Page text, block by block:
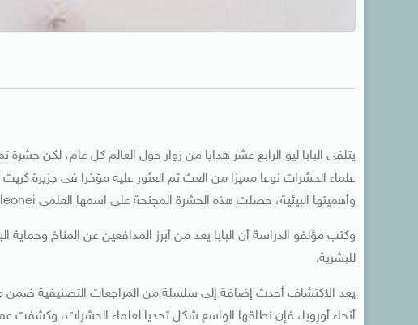
يتلقى البابا ليو الرابع عشر هدايا من زوار حول العالم كل عام، لكن
علماء الحشرات نوعا مميزا من العث تم العثور عليه مؤخرا فى جزيرة
وأهميتها البيئية، حصلت هذه الحشرة المجنحة على اسمها العلمى Pyralis papaleonei، أو عثة البابا ليو.
وكتب مؤلفو الدراسة أن البابا يعد من أبرز المدافعين عن المناخ
للبشرية.
أنحاء أوروبا، فإن نطاقها الواسع شكل تحديا لعلماء الحشرات، وكشفت